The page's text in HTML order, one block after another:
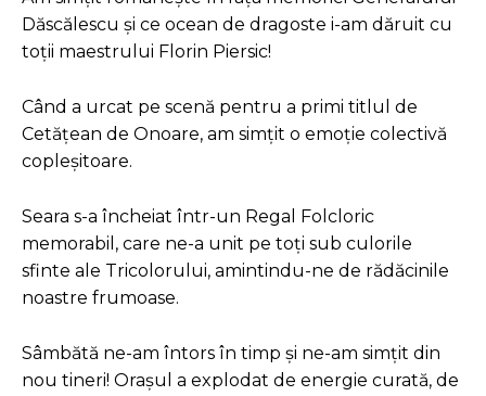
Dăscălescu și ce ocean de dragoste i-am dăruit cu
toții maestrului Florin Piersic!
Când a urcat pe scenă pentru a primi titlul de
Cetățean de Onoare, am simțit o emoție colectivă
copleșitoare.
Seara s-a încheiat într-un Regal Folcloric
memorabil, care ne-a unit pe toți sub culorile
sfinte ale Tricolorului, amintindu-ne de rădăcinile
noastre frumoase.
Sâmbătă ne-am întors în timp și ne-am simțit din
nou tineri! Orașul a explodat de energie curată, de